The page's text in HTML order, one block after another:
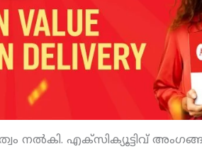
നല്‍കി. എക്‌സിക്യൂട്ടിവ്